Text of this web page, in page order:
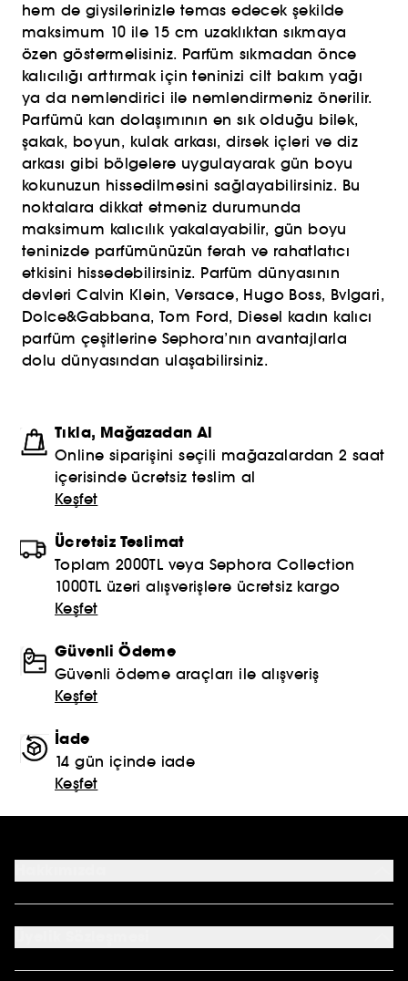
hem de giysilerinizle temas edecek şekilde
maksimum 10 ile 15 cm uzaklıktan sıkmaya
özen göstermelisiniz. Parfüm sıkmadan önce
kalıcılığı arttırmak için teninizi cilt bakım yağı
ya da nemlendirici ile nemlendirmeniz önerilir.
Parfümü kan dolaşımının en sık olduğu bilek,
şakak, boyun, kulak arkası, dirsek içleri ve diz
arkası gibi bölgelere uygulayarak gün boyu
kokunuzun hissedilmesini sağlayabilirsiniz. Bu
noktalara dikkat etmeniz durumunda
maksimum kalıcılık yakalayabilir, gün boyu
teninizde parfümünüzün ferah ve rahatlatıcı
etkisini hissedebilirsiniz. Parfüm dünyasının
devleri Calvin Klein, Versace, Hugo Boss, Bvlgari,
Dolce&Gabbana, Tom Ford, Diesel kadın kalıcı
parfüm çeşitlerine Sephora’nın avantajlarla
dolu dünyasından ulaşabilirsiniz.
Tıkla, Mağazadan Al
Online siparişini seçili mağazalardan 2 saat
içerisinde ücretsiz teslim al
Keşfet
Ücretsiz Teslimat
Toplam 2000TL veya Sephora Collection
1000TL üzeri alışverişlere ücretsiz kargo
Keşfet
Güvenli Ödeme
Güvenli ödeme araçları ile alışveriş
Keşfet
İade
14 gün içinde iade
Keşfet
Mağazalar
Profil Bilgilerim
Genel Şartlar ve Koşullar